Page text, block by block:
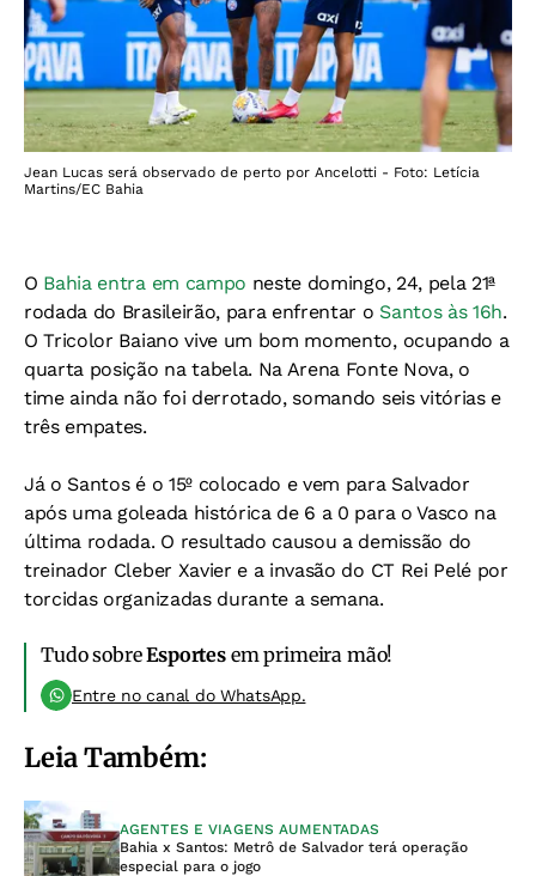
Jean Lucas será observado de perto por Ancelotti - Foto: Letícia
Martins/EC Bahia
O Bahia entra em campo neste domingo, 24, pela 21ª
rodada do Brasileirão, para enfrentar o Santos às 16h.
O Tricolor Baiano vive um bom momento, ocupando a
quarta posição na tabela. Na Arena Fonte Nova, o
time ainda não foi derrotado, somando seis vitórias e
três empates.
Já o Santos é o 15º colocado e vem para Salvador
após uma goleada histórica de 6 a 0 para o Vasco na
última rodada. O resultado causou a demissão do
treinador Cleber Xavier e a invasão do CT Rei Pelé por
torcidas organizadas durante a semana.
Tudo sobreEsportesem primeira mão!
Entre no canal do WhatsApp.
Leia Também:
AGENTES E VIAGENS AUMENTADAS
Bahia x Santos: Metrô de Salvador terá operação
especial para o jogo